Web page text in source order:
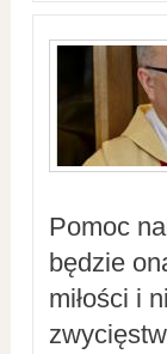
Pomoc
będzie
miłości i